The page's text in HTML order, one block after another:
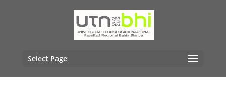
Select Page